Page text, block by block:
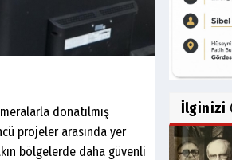
donatılmış
projeler arasında yer
bölgelerde daha güvenli
İlginizi